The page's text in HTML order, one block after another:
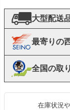
大型配送
最寄りの
全国の取
在庫状況